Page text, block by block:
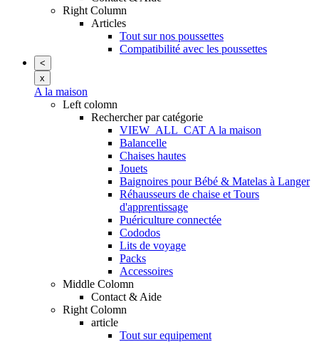
Right Column
Articles
Tout sur nos poussettes
Compatibilité avec les poussettes
<
x
A la maison
Left colomn
Rechercher par catégorie
VIEW_ALL_CAT A la maison
Balancelle
Chaises hautes
Jouets
Baignoires pour Bébé & Matelas à Langer
Réhausseurs de chaise et Tours
d'apprentissage
Puériculture connectée
Cododos
Lits de voyage
Packs
Accessoires
Middle Colomn
Contact & Aide
Right Colomn
article
Tout sur equipement